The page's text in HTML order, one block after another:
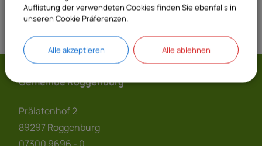
Gemeinde Roggenburg
Prälatenhof 2
89297 Roggenburg
Auflistung der verwendeten Cookies finden Sie ebenfalls in
unseren Cookie Präferenzen.
Alle akzeptieren Alle ablehnen